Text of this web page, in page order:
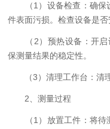
（1）设备检查：确保
件表面污损。检查设备是
（2）预热设备：开启
保测量结果的稳定性。
（3）清理工作台：清理
2、测量过程
（1）放置工件：将待测